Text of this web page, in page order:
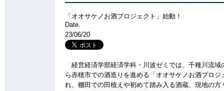
「オオサケノお酒プロジェクト」始動！
Date.
23/06/20
経営経済学部経済学科・川波ゼミでは、千種川流域
ら赤穂市での酒造りを進める「オオサケノお酒プロ
れ、棚田での田植えや初めて踏み入る酒蔵、現地の